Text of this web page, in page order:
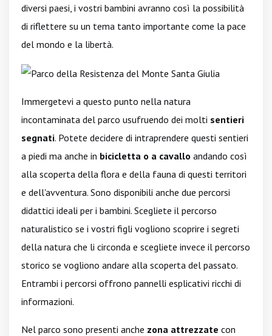
diversi paesi, i vostri bambini avranno così la possibilità
di riflettere su un tema tanto importante come la pace
del mondo e la libertà.
Immergetevi a questo punto nella natura
incontaminata del parco usufruendo dei molti sentieri
segnati. Potete decidere di intraprendere questi sentieri
a piedi ma anche in bicicletta o a cavallo andando così
alla scoperta della flora e della fauna di questi territori
e dell'avventura. Sono disponibili anche due percorsi
didattici ideali per i bambini. Scegliete il percorso
naturalistico se i vostri figli vogliono scoprire i segreti
della natura che li circonda e scegliete invece il percorso
storico se vogliono andare alla scoperta del passato.
Entrambi i percorsi offrono pannelli esplicativi ricchi di
informazioni.
Nel parco sono presenti anche zona attrezzate con